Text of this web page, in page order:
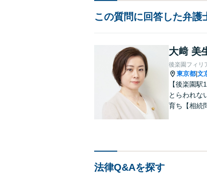
この質問に回答した弁護
大﨑 美
後楽園フィリ
東京都 文
【後楽園
とらわれな
育ち【相続
法律Q&Aを探す